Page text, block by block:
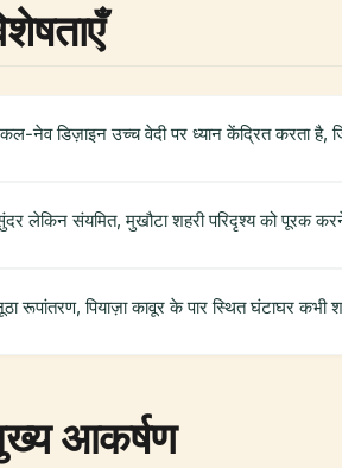
नेव डिज़ाइन उच्च वेदी पर ध्यान केंद्रित करता
लेकिन संयमित, मुखौटा शहरी परिदृश्य को पूरक
रूपांतरण, पियाज़ा कावूर के पार स्थित घंटाघर कभी
आकर्षण